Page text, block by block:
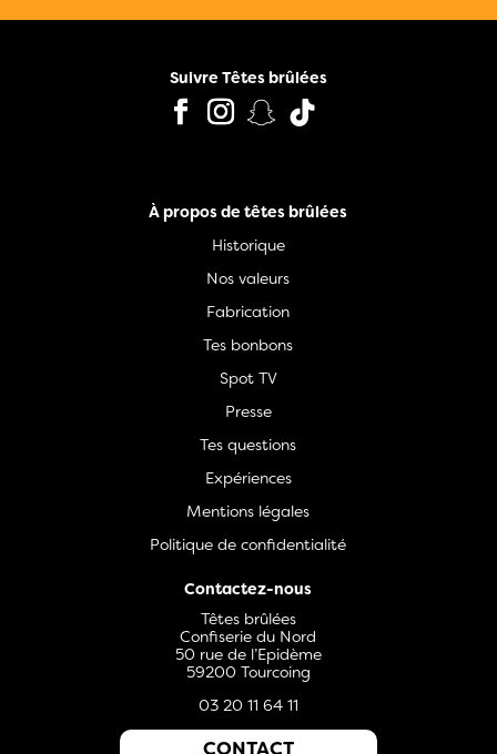
Suivre Têtes brûlées
À propos de têtes brûlées
Historique
Nos valeurs
Fabrication
Tes bonbons
Spot TV
Presse
Tes questions
Expériences
Mentions légales
Politique de confidentialité
Contactez-nous
Têtes brûlées
Confiserie du Nord
50 rue de l’Epidème
59200 Tourcoing
03 20 11 64 11
CONTACT